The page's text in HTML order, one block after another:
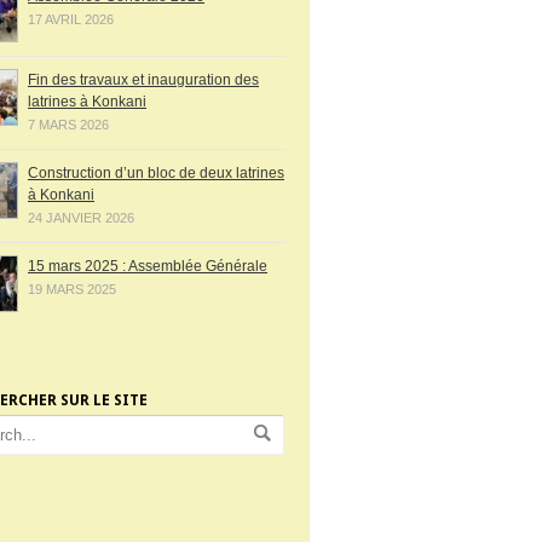
17 AVRIL 2026
Fin des travaux et inauguration des
latrines à Konkani
7 MARS 2026
Construction d’un bloc de deux latrines
à Konkani
24 JANVIER 2026
15 mars 2025 : Assemblée Générale
19 MARS 2025
SUR LE SITE